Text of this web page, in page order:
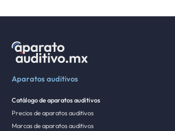
Aparatos auditivos
Catálogo de aparatos auditivos
Precios de aparatos auditivos
Marcas de aparatos auditivos